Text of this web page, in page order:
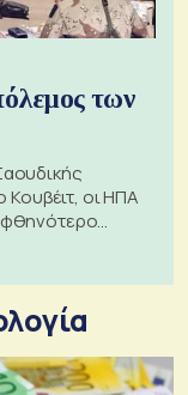
των
Κουβέιτ, οι ΗΠΑ
φθηνότερο